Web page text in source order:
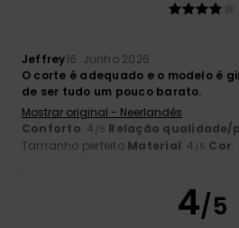
Jeffrey16. Junho 2026
O corte é adequado e o modelo é
de ser tudo um pouco barato.
Mostrar original - Neerlandês
Conforto: 4 /5 Relação qualidade/
Tamanho perfeito Material: 4 /5 Cor:
4/5